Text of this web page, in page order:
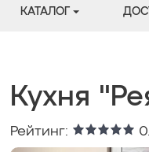
КАТАЛОГ
Кухня
Рейтинг: